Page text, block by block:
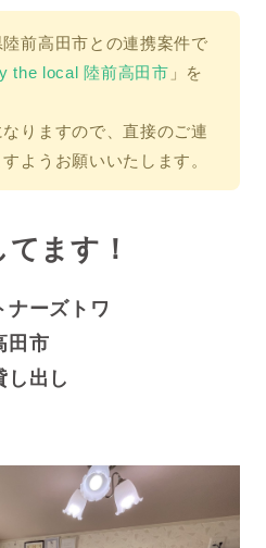
前高田市との連携案件で
the local 陸前高田市 」を
りますので、直接のご連
ようお願いいたします。
ます！
ナーズトワ
田市
し出し